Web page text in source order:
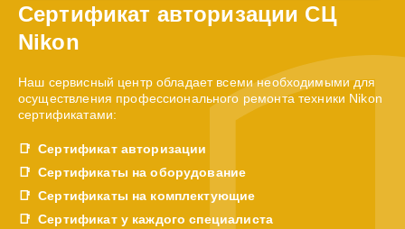
Сертификат авторизации СЦ
Nikon
Наш сервисный центр обладает всеми необходимыми для
осуществления профессионального ремонта техники Nikon
сертификатами:
Сертификат авторизации
Сертификаты на оборудование
Сертификаты на комплектующие
Сертификат у каждого специалиста